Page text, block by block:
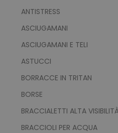
ANTISTRESS
ASCIUGAMANI
ASCIUGAMANI E TELI
ASTUCCI
BORRACCE IN TRITAN
BORSE
BRACCIALETTI ALTA
BRACCIOLI PER ACQUA